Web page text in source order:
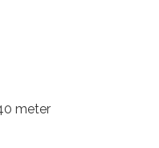
meter